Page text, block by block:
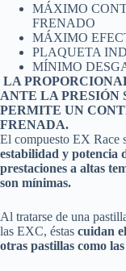
MÁXIMO
FRENADO
MÁXIMO
PLAQUETA
MÍNIMO
LA
ANTE LA PRESIÓN
PERMITE UN
FRENADA.
El compuesto EX Race
estabilidad y potencia
prestaciones a altas
son mínimas.
Al tratarse de una
las EXC, éstas cuidan
otras pastillas como